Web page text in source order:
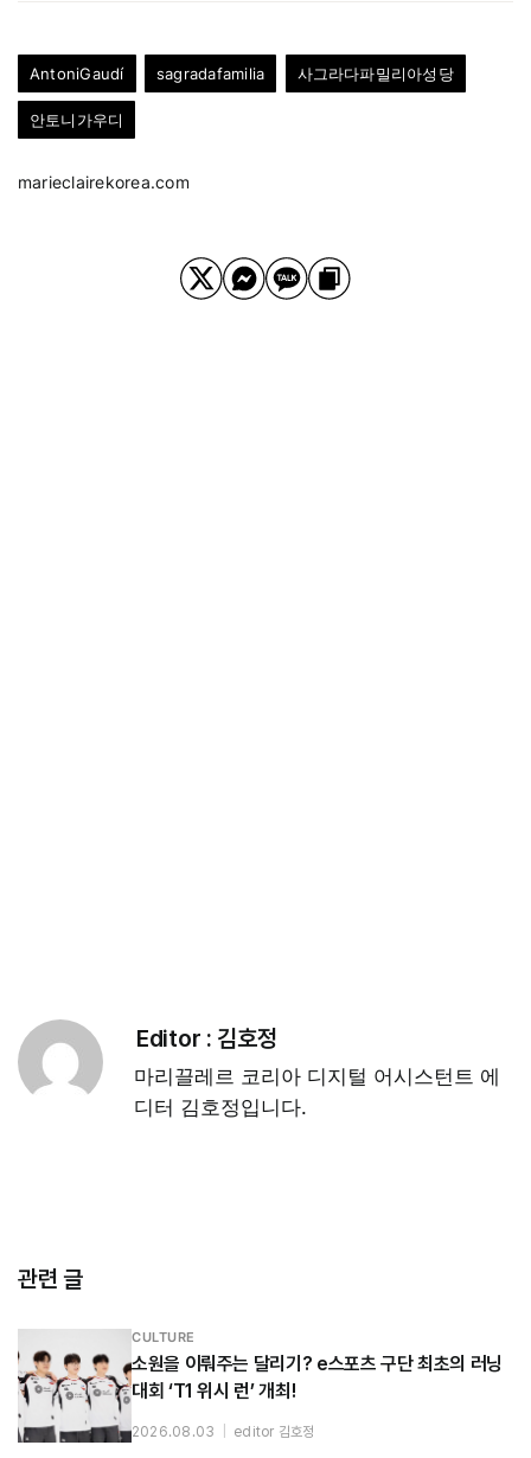
AntoniGaudí
sagradafamilia 사그라다파밀리아성당
안토니가우디
marieclairekorea.com
Editor : 김호정
마리끌레르 코리아 디지털 어시스턴트 에
디터 김호정입니다.
관련 글
CULTURE
소원을 이뤄주는 달리기? e스포츠 구단 최초의 러닝
대회 ‘T1 위시 런’ 개최!
2026.08.03 editor 김호정